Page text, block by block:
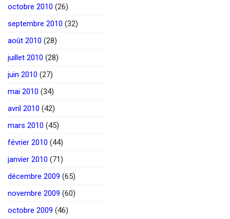
octobre 2010 (26)
septembre 2010 (32)
août 2010 (28)
juillet 2010 (28)
juin 2010 (27)
mai 2010 (34)
avril 2010 (42)
mars 2010 (45)
février 2010 (44)
janvier 2010 (71)
décembre 2009 (65)
novembre 2009 (60)
octobre 2009 (46)